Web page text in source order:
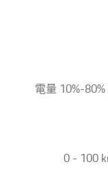
電量 10%-
0 - 100